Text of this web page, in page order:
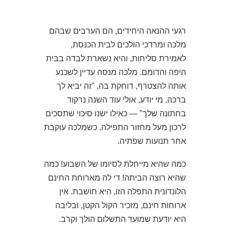
רגעי ההנאה היחידים, הם הערבים שבהם
מלכה ומרדכי הולכים לבית הכנסת,
לאמירת סליחות, והיא נשארת לבדה בבית
היפה והדומם. מלכה מנסה עדיין לשכנע
אותה להצטרף, דוחקת בה, "זה יביא לך
ברכה. מי יודע, אולי עוד השנה נרקוד
בחתונה שלך" — כאילו ישנו סיכוי שתסכים
לרכון מעל מחזור התפילה, כשמלכה עוקבת
אחר תנועות שפתיה.
כמה שהיא מייחלת לסיומו של השבוע! כמה
שהיא רוצה הביתה! די לה מארוחת החינם
הלונדונית התפלה הזו, היא חושבת. אין
ארוחות חינם, מזכיר הקול הקטן, ובליבה
היא יודעת שמועד התשלום הולך וקרב.